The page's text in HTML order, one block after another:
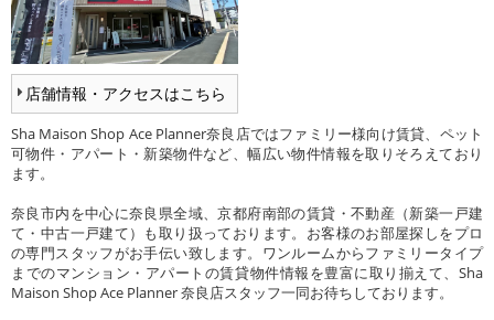
店舗情報・アクセスはこちら
Sha Maison Shop Ace Planner奈良店ではファミリー様向け賃貸、ペット
可物件・アパート・新築物件など、幅広い物件情報を取りそろえており
ます。
奈良市内を中心に奈良県全域、京都府南部の賃貸・不動産（新築一戸建
て・中古一戸建て）も取り扱っております。お客様のお部屋探しをプロ
の専門スタッフがお手伝い致します。ワンルームからファミリータイプ
までのマンション・アパートの賃貸物件情報を豊富に取り揃えて、Sha
Maison Shop Ace Planner 奈良店スタッフ一同お待ちしております。